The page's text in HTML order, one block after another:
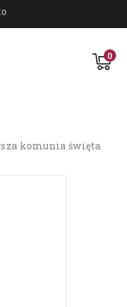
0
komunia święta